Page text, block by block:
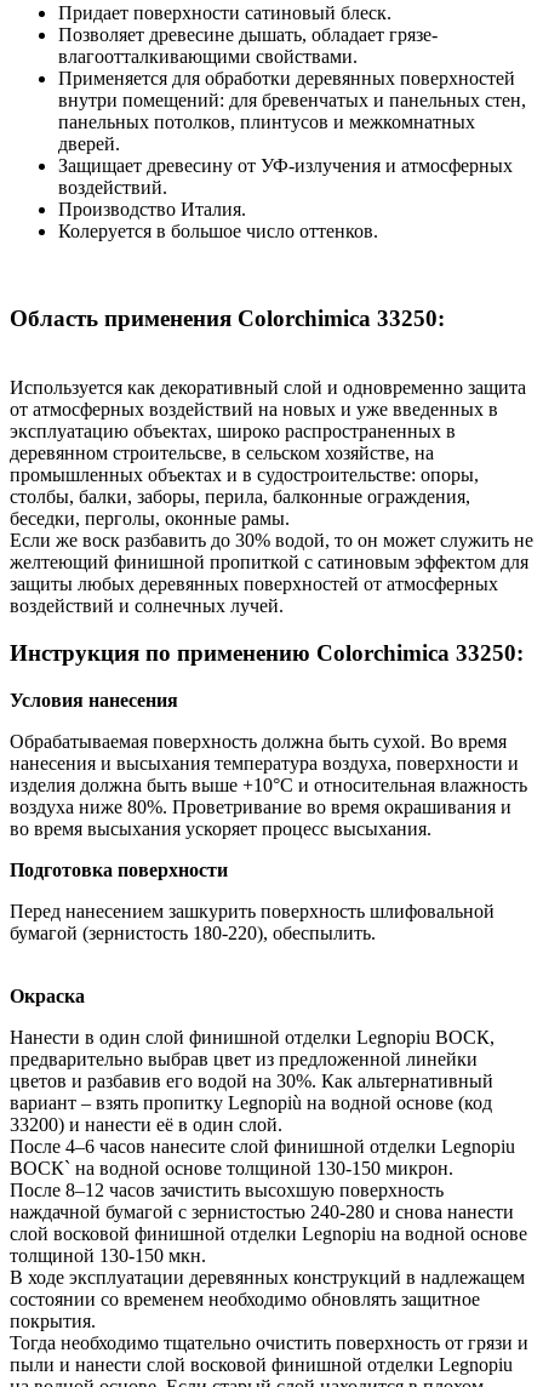
Придает поверхности сатиновый блеск.
Позволяет древесине дышать, обладает грязе-
влагоотталкивающими свойствами.
Применяется для обработки деревянных поверхностей
внутри помещений: для бревенчатых и панельных стен,
панельных потолков, плинтусов и межкомнатных
дверей.
Защищает древесину от УФ-излучения и атмосферных
воздействий.
Производство Италия.
Колеруется в большое число оттенков.
Область применения Colorchimica 33250:
Используется как декоративный слой и одновременно защита
от атмосферных воздействий на новых и уже введенных в
эксплуатацию объектах, широко распространенных в
деревянном строительсве, в сельском хозяйстве, на
промышленных объектах и в судостроительстве: опоры,
столбы, балки, заборы, перила, балконные ограждения,
беседки, перголы, оконные рамы.
Если же воск разбавить до 30% водой, то он может служить не
желтеющий финишной пропиткой с сатиновым эффектом для
защиты любых деревянных поверхностей от атмосферных
воздействий и солнечных лучей.
Инструкция по применению Colorchimica 33250:
Условия нанесения
Обрабатываемая поверхность должна быть сухой. Во время
нанесения и высыхания температура воздуха, поверхности и
изделия должна быть выше +10°С и относительная влажность
воздуха ниже 80%. Проветривание во время окрашивания и
во время высыхания ускоряет процесс высыхания.
Подготовка поверхности
Перед нанесением зашкурить поверхность шлифовальной
бумагой (зернистость 180-220), обеспылить.
Окраска
Нанести в один слой финишной отделки Legnopiu ВОСК,
предварительно выбрав цвет из предложенной линейки
цветов и разбавив его водой на 30%. Как альтернативный
вариант – взять пропитку Legnopiù на водной основе (код
33200) и нанести её в один слой.
После 4–6 часов нанесите слой финишной отделки Legnopiu
ВОСК` на водной основе толщиной 130-150 микрон.
После 8–12 часов зачистить высохшую поверхность
наждачной бумагой с зернистостью 240-280 и снова нанести
слой восковой финишной отделки Legnopiu на водной основе
толщиной 130-150 мкн.
В ходе эксплуатации деревянных конструкций в надлежащем
состоянии со временем необходимо обновлять защитное
покрытия.
Тогда необходимо тщательно очистить поверхность от грязи и
пыли и нанести слой восковой финишной отделки Legnopiu